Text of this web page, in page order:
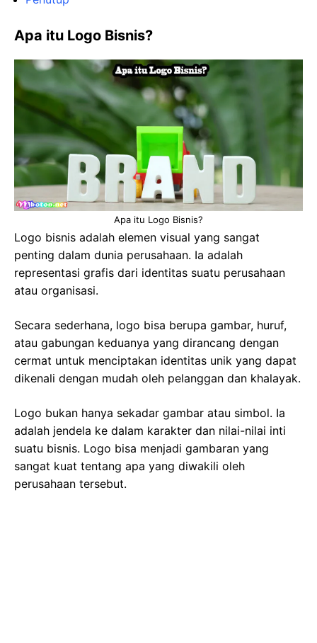
Apa itu Logo Bisnis?
Apa itu Logo Bisnis?
Logo bisnis adalah elemen visual yang sangat
penting dalam dunia perusahaan. Ia adalah
representasi grafis dari identitas suatu perusahaan
atau organisasi.
Secara sederhana, logo bisa berupa gambar, huruf,
atau gabungan keduanya yang dirancang dengan
cermat untuk menciptakan identitas unik yang dapat
dikenali dengan mudah oleh pelanggan dan khalayak.
Logo bukan hanya sekadar gambar atau simbol. Ia
adalah jendela ke dalam karakter dan nilai-nilai inti
suatu bisnis. Logo bisa menjadi gambaran yang
sangat kuat tentang apa yang diwakili oleh
perusahaan tersebut.